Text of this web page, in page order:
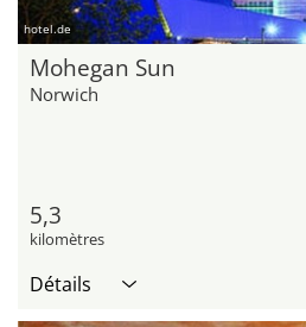
hotel.de
Mohegan Sun
Norwich
5,3
kilomètres
Détails